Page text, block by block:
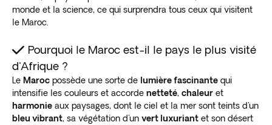
monde et la science, ce qui surprendra tous ceux qui visitent
le Maroc.
Pourquoi le Maroc est-il le pays le plus visité
d'Afrique ?
Le Maroc possède une sorte de lumière fascinante qui
intensifie les couleurs et accorde netteté, chaleur et
harmonie aux paysages, dont le ciel et la mer sont teints d'un
bleu vibrant, sa végétation d'un vert luxuriant et son désert